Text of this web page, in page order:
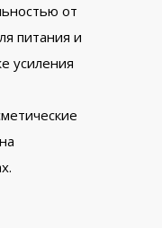
от
питания и
усиления